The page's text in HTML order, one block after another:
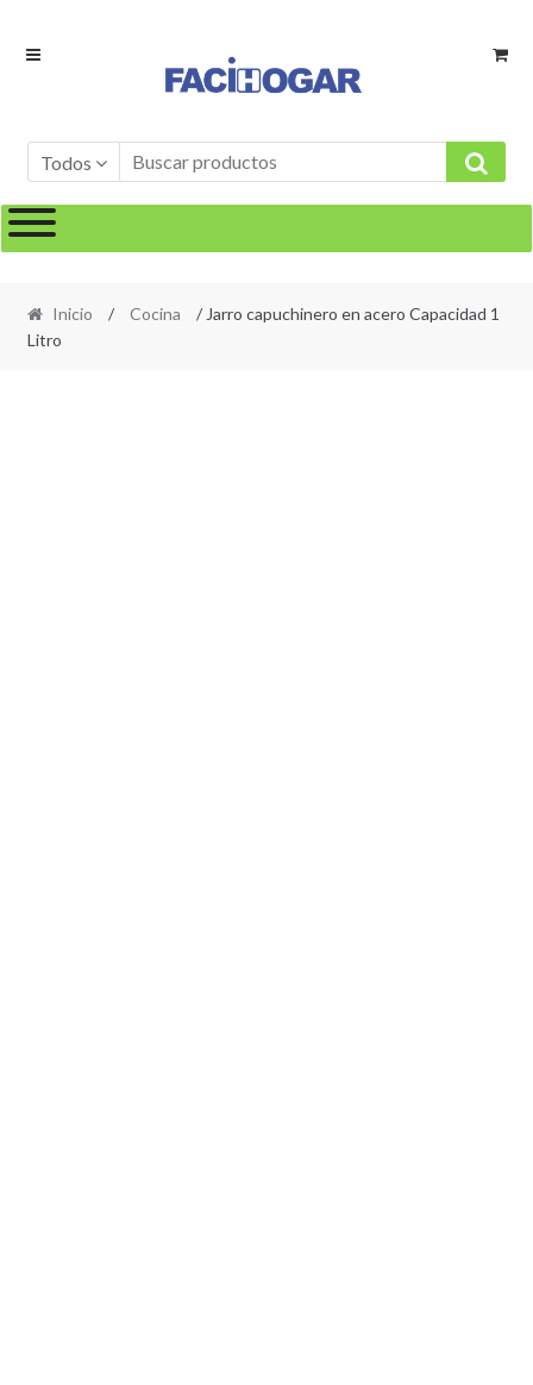
Ir
Ir
Todos
Inicio / Cocina
/ Jarro capuchinero en acero Capacidad 1
Litro